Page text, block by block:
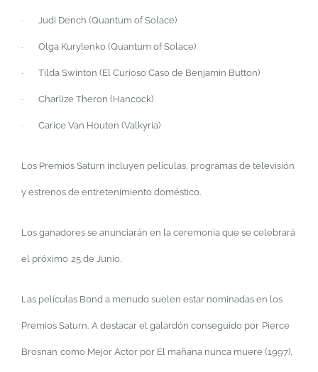
· Judi Dench (Quantum of Solace)
· Olga Kurylenko (Quantum of Solace)
· Tilda Swinton (El Curioso Caso de Benjamin Button)
· Charlize Theron (Hancock)
· Carice Van Houten (Valkyria)
Los Premios Saturn incluyen películas, programas de televisión
y estrenos de entretenimiento doméstico.
Los ganadores se anunciarán en la ceremonia que se celebrará
el próximo 25 de Junio.
Las películas Bond a menudo suelen estar nominadas en los
Premios Saturn. A destacar el galardón conseguido por Pierce
Brosnan como Mejor Actor por El mañana nunca muere (1997),